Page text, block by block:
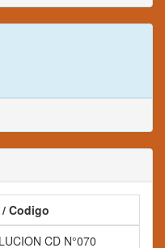
Codigo
CD N°070